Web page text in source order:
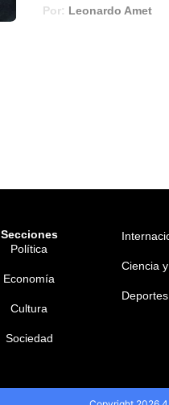
Por: Leonardo Amet
Secciones
Política
Economía
Cultura
Sociedad
Ciencia
Deportes